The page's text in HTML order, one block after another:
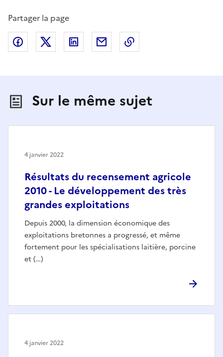
Partager la page
Partager sur Facebook
Partager sur X (anciennement Twitter)
Partager sur LinkedIn
Partager par email
Sur le même sujet
Résultats du recensement agricole
2010 - Le développement des très
grandes exploitations
Depuis 2000, la dimension économique des
exploitations bretonnes a progressé, et même
fortement pour les spécialisations laitière, porcine
et (…)
4 janvier 2022
4 janvier 2022